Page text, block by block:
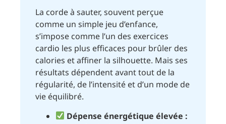
La corde à sauter, souvent perçue
comme un simple jeu d’enfance,
s’impose comme l’un des exercices
cardio les plus efficaces pour brûler des
calories et affiner la silhouette. Mais ses
résultats dépendent avant tout de la
régularité, de l’intensité et d’un mode de
vie équilibré.
Dépense énergétique élevée :